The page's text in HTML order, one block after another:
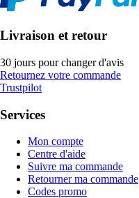
Livraison et retour
30 jours pour changer d'avis
Retournez votre commande
Trustpilot
Services
Mon compte
Centre d'aide
Suivre ma commande
Retourner ma commande
Codes promo